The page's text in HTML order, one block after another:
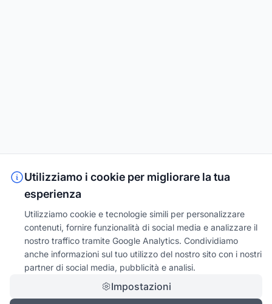
Utilizziamo i cookie per migliorare la tua
esperienza
Utilizziamo cookie e tecnologie simili per personalizzare
contenuti, fornire funzionalità di social media e analizzare il
nostro traffico tramite Google Analytics. Condividiamo
anche informazioni sul tuo utilizzo del nostro sito con i nostri
partner di social media, pubblicità e analisi.
Impostazioni